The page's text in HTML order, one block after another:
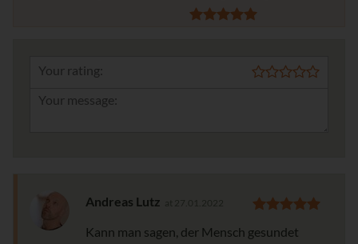
Your rating:
Andreas Lutz
Kann man sagen, der Mensch gesundet